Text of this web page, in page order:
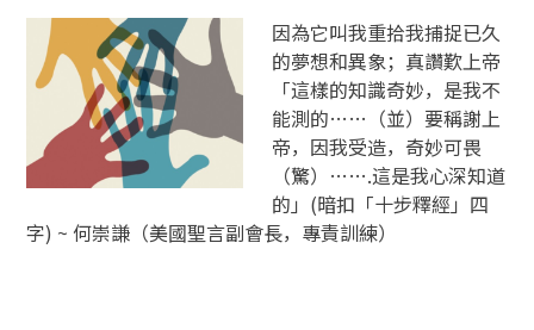
因為它叫我重拾我捕捉已久
的夢想和異象；真讚歎上帝
「這樣的知識奇妙，是我不
能測的……（並）要稱謝上
帝，因我受造，奇妙可畏
（驚）…….這是我心深知道
的」(暗扣「十步釋經」四
字) ~ 何崇謙（美國聖言副會長，專責訓練）